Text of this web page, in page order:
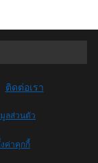
ติดต่อเรา
ลส่วนตัว
ค่าคุกกี้